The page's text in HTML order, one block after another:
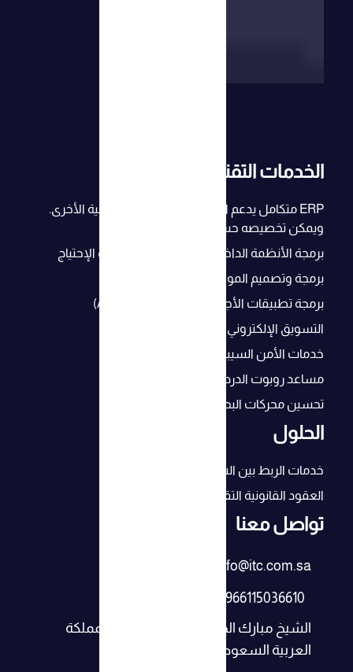
الخدمات التقنية
ERP متكامل يدعم التكامل مع الأنظمة الداخلية الأخرى.
ويمكن تخصيصه حسب طلبك
برمجة الأنظمة الداخلية. و بناء مخصص حسب الإحتياج
برمجة وتصميم المواقع و المتاجر الإلكترونية
برمجة تطبيقات الأجهزة الذكية (Android, IOS)
التسويق الإلكتروني
خدمات الأمن السيبراني
مساعد روبوت الدردشة بالذكاء الإصطناعي
تحسين محركات البحث (SEO) لنجاح أعمالك
الحلول
خدمات الربط بين الشركات
العقود القانونية التقنية
تواصل معنا
info@itc.com.sa
+966115036610
الشيخ مبارك الصباح، العليا، الرياض، المملكة
العربية السعودية